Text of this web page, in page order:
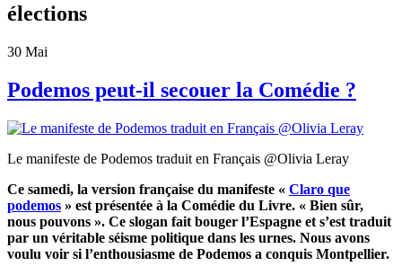
élections
30 Mai
Podemos peut-il secouer la Comédie ?
Le manifeste de Podemos traduit en Français @Olivia Leray
Ce samedi, la version française du manifeste « Claro que
podemos » est présentée à la Comédie du Livre. « Bien sûr,
nous pouvons ». Ce slogan fait bouger l’Espagne et s’est traduit
par un véritable séisme politique dans les urnes. Nous avons
voulu voir si l’enthousiasme de Podemos a conquis Montpellier.